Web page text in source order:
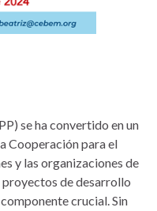
se ha convertido en un
Cooperación para el
y las organizaciones de
proyectos de desarrollo
crucial. Sin